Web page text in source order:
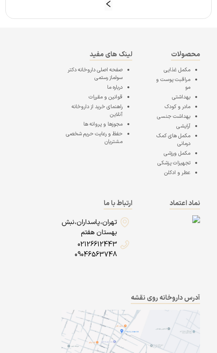
محصولات
مکمل غذایی
مراقبت پوست و
مو
بهداشتی
مادر و کودک
بهداشت جنسی
آرایشی
مکمل های کمک
درمانی
مکمل ورزشی
تجهیزات پزشکی
عطر و ادکلن
لینک های مفید
صفحه اصلیداروخانه دکتر
سولماز رستمی
درباره ما
قوانین و مقررات
راهنمای خرید از داروخانه
آنلاین
مجوزها و پروانه ها
حفظ و رعایت حریم شخصی
مشتریان
نماد اعتماد
ارتباط با ما
تهران،پاسداران،نبش
بهستان هفتم
02126612443
09046563748
آدرس داروخانه روی نقشه